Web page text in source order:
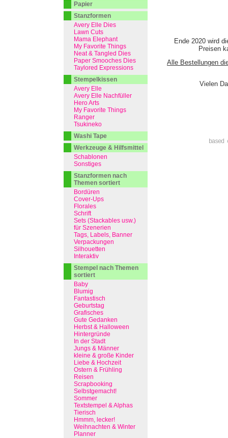
Ende 2020 wird
Preisen
Alle Bestellungen
Vielen
Papier
Stanzformen
Avery Elle Dies
Lawn Cuts
Mama Elephant
My Favorite Things
Neat & Tangled Dies
Paper Smooches Dies
Taylored Expressions
Stempelkissen
Avery Elle
Avery Elle Nachfüller
Hero Arts
My Favorite Things
Ranger
Tsukineko
Washi Tape
Werkzeuge & Hilfsmittel
Schablonen
Sonstiges
Stanzformen nach
Themen sortiert
Bordüren
Cover-Ups
Florales
Schrift
Sets (Stackables usw.)
für Szenerien
Tags, Labels, Banner
Verpackungen
Silhouetten
Interaktiv
Stempel nach Themen
sortiert
Baby
Blumig
Fantastisch
Geburtstag
Grafisches
Gute Gedanken
Herbst & Halloween
Hintergründe
In der Stadt
Jungs & Männer
kleine & große Kinder
Liebe & Hochzeit
Ostern & Frühling
Reisen
Scrapbooking
Selbstgemacht!
Sommer
Textstempel & Alphas
Tierisch
Hmmm, lecker!
Weihnachten & Winter
Planner